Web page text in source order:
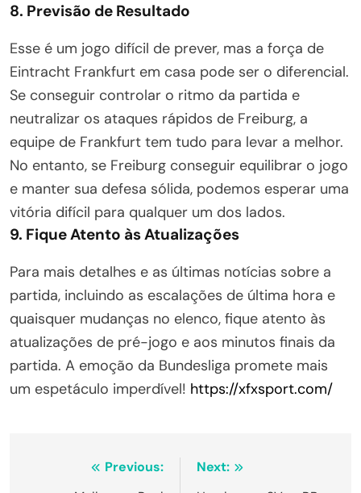
8. Previsão de Resultado
Esse é um jogo difícil de prever, mas a força de
Eintracht Frankfurt em casa pode ser o diferencial.
Se conseguir controlar o ritmo da partida e
neutralizar os ataques rápidos de Freiburg, a
equipe de Frankfurt tem tudo para levar a melhor.
No entanto, se Freiburg conseguir equilibrar o jogo
e manter sua defesa sólida, podemos esperar uma
vitória difícil para qualquer um dos lados.
9. Fique Atento às Atualizações
Para mais detalhes e as últimas notícias sobre a
partida, incluindo as escalações de última hora e
quaisquer mudanças no elenco, fique atento às
atualizações de pré-jogo e aos minutos finais da
partida. A emoção da Bundesliga promete mais
um espetáculo imperdível! https://xfxsport.com/
NavegaçãoPrevious:
Next: